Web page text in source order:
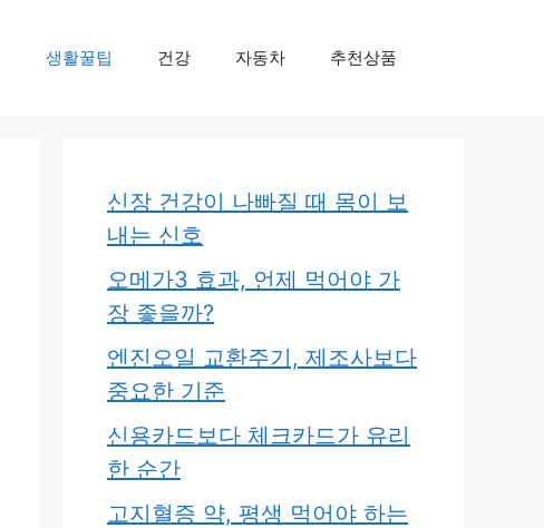
생활꿀팁 건강 자동차 추천상품
신장 건강이 나빠질 때 몸이 보
내는 신호
오메가3 효과, 언제 먹어야 가
장 좋을까?
엔진오일 교환주기, 제조사보다
중요한 기준
신용카드보다 체크카드가 유리
한 순간
고지혈증 약, 평생 먹어야 하는